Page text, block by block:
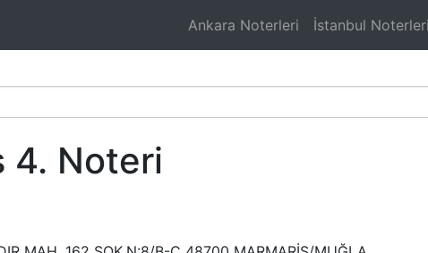
Ankara Noterleri İstanbul Noterleri
4. Noteri